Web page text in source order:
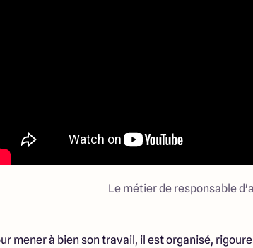
Le métier de responsable
mener à bien son travail, il est organisé,